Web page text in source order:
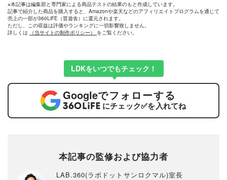
※本記事は編集部と専門家による商品テストの結果のもと作成しています。
記事で紹介した商品を購入すると、Amazonや楽天などのアフィリエイトプログラムを通じて
売上の一部が360LiFE（晋遊舎）に還元されます。
ただし、この収益は評価やランキングに一切影響致しません。
詳しくは
（当サイトの制作ポリシー） をご覧ください。
LDKをいつでもチェック！
Googleでフォローする
にチェック✅を入れてね
本記事の監修および協力者
LAB.360(ラボドットサンロクマル)室長